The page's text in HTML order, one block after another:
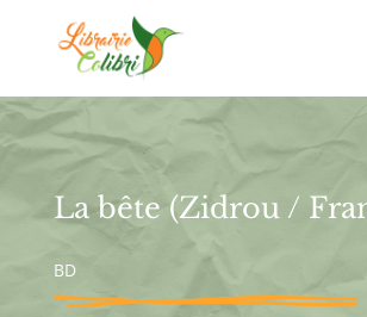
La bête (Zidrou /
BD